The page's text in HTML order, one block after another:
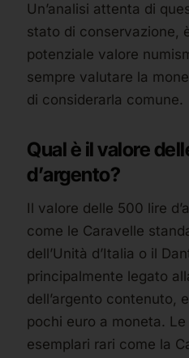
Un’analisi attenta di
stato di conservazione,
potenziale valore
sempre valutare la
di considerarla comune.
Qual è il valore
d’argento?
Il valore delle 500 lire
come le Caravelle
dell’Unità d’Italia o il
principalmente legato
dell’argento contenuto,
pochi euro a moneta.
esemplari rari come la